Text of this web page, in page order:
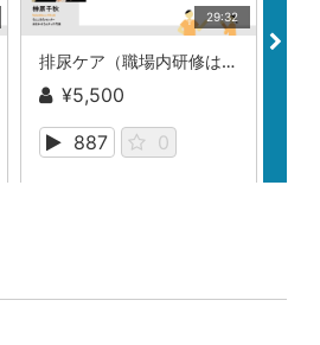
29:32
排尿ケア（職場内研修はここを押さえる）
¥5,500
887
0